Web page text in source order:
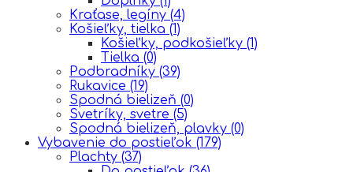
Kraťase, legíny (4)
Košieľky, tielka (1)
Košieľky, podkošieľky (1)
Tielka (0)
Podbradníky (39)
Rukavice (19)
Spodná bielizeň (0)
Svetríky, svetre (5)
Spodná bielizeň, plavky (0)
Vybavenie do postieľok (179)
Plachty (37)